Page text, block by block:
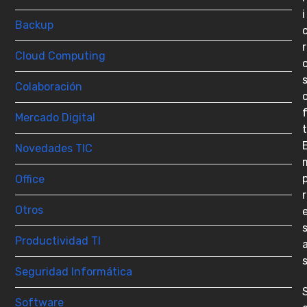
Backup
Cloud Computing
Colaboración
Mercado Digital
Novedades TIC
Office
Otros
Productividad TI
Seguridad Informática
Software
i
r
s
f
t
r
s
s